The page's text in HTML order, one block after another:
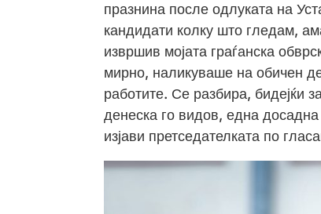
празнина после одлуката на
кандидати колку што гледам,
извршив мојата граѓанска
мирно, наликуваше на обичен
работите. Се разбира, бидејќи
денеска го видов, една досадна
изјави претседателката по